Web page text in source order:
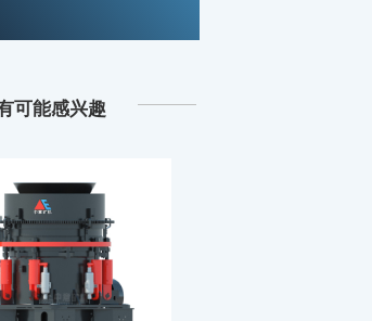
可能感兴趣